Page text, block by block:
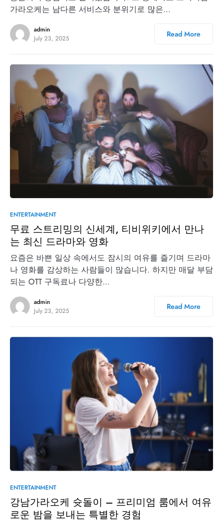
가라오케는 남다른 서비스와 분위기로 많은…
admin
July 23, 2025
Read More
ENTERTAINMENT
무료 스트리밍의 신세계, 티비위키에서 만나
는 최신 드라마와 영화
요즘은 바쁜 일상 속에서도 잠시의 여유를 즐기며 드라마
나 영화를 감상하는 사람들이 많습니다. 하지만 매달 부담
되는 OTT 구독료나 다양한…
admin
July 23, 2025
Read More
ENTERTAINMENT
강남가라오케 슛돌이 – 프리미엄 룸에서 여유
로운 밤을 보내는 특별한 경험